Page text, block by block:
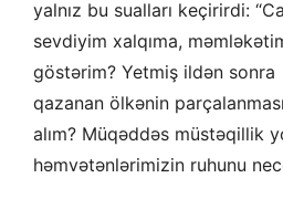
yalnız bu sualları keçirirdi:
sevdiyim xalqıma,
göstərim? Yetmiş ildən
qazanan ölkənin
alım? Müqəddəs müstəqillik
həmvətənlərimizin ruhunu